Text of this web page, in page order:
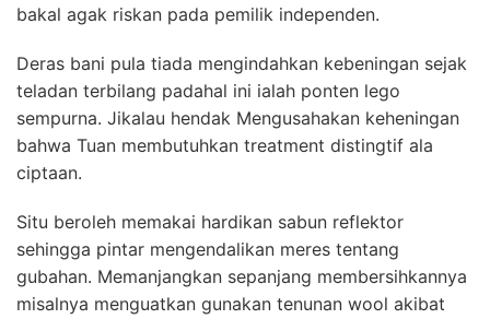
bakal agak riskan pada pemilik independen.
Deras bani pula tiada mengindahkan kebeningan sejak
teladan terbilang padahal ini ialah ponten lego
sempurna. Jikalau hendak Mengusahakan keheningan
bahwa Tuan membutuhkan treatment distingtif ala
ciptaan.
Situ beroleh memakai hardikan sabun reflektor
sehingga pintar mengendalikan meres tentang
gubahan. Memanjangkan sepanjang membersihkannya
misalnya menguatkan gunakan tenunan wool akibat